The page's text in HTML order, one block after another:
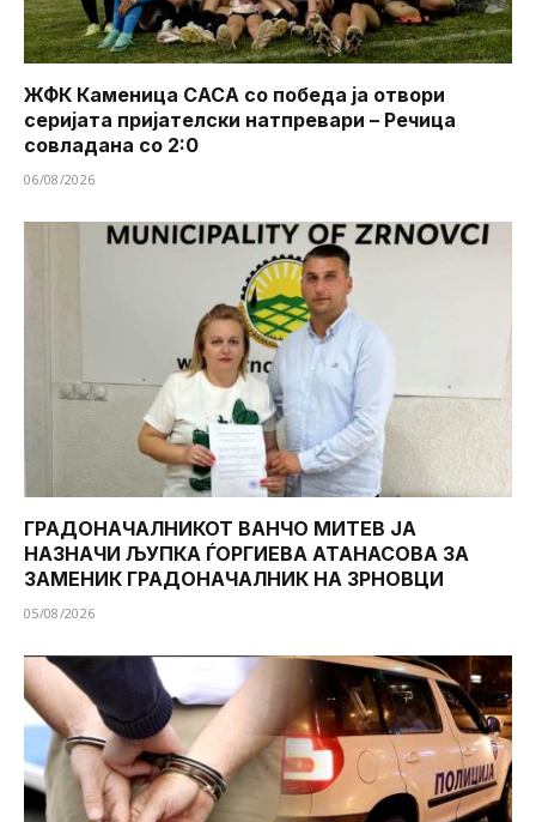
ЖФК Каменица САСА со победа ја отвори
серијата пријателски натпревари – Речица
совладана со 2:0
06/08/2026
ГРАДОНАЧАЛНИКОТ ВАНЧО МИТЕВ ЈА
НАЗНАЧИ ЉУПКА ЃОРГИЕВА АТАНАСОВА ЗА
ЗАМЕНИК ГРАДОНАЧАЛНИК НА ЗРНОВЦИ
05/08/2026